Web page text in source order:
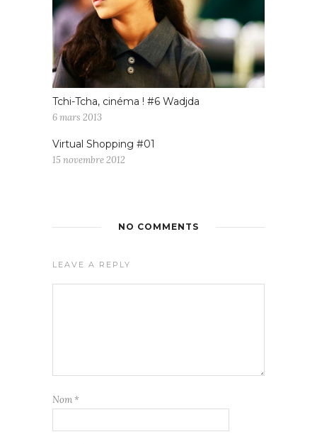
Tchi-Tcha, cinéma ! #6 Wadjda
6 mars 2013
Virtual Shopping #01
15 novembre 2012
NO COMMENTS
LEAVE A REPLY
Nom *